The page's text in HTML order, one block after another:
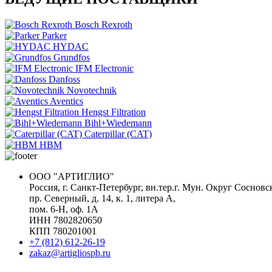
Bosch Rexroth
Parker
HYDAC
Grundfos
IFM Electronic
Danfoss
Novotechnik
Aventics
Hengst Filtration
Bihl+Wiedemann
Caterpillar (CAT)
HBM
ООО "АРТИГЛИО"
Россия, г. Санкт-Петербург, вн.тер.г. Мун. Округ
пр. Северный, д. 14, к. 1, литера А,
пом. 6-Н, оф. 1А
ИНН 7802820650
КПП 780201001
+7 (812) 612-26-19
zakaz@artigliospb.ru